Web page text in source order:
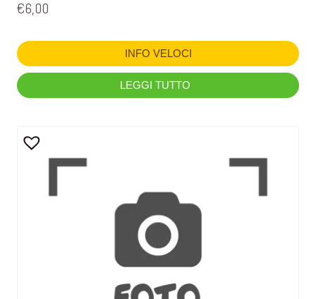
€6,00
INFO VELOCI
LEGGI TUTTO